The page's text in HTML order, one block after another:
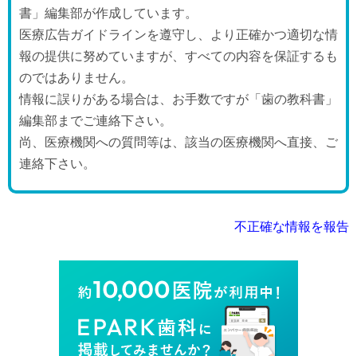
書」編集部が作成しています。
医療広告ガイドラインを遵守し、より正確かつ適切な情
報の提供に努めていますが、すべての内容を保証するも
のではありません。
情報に誤りがある場合は、お手数ですが「歯の教科書」
編集部までご連絡下さい。
尚、医療機関への質問等は、該当の医療機関へ直接、ご
連絡下さい。
不正確な情報を報告